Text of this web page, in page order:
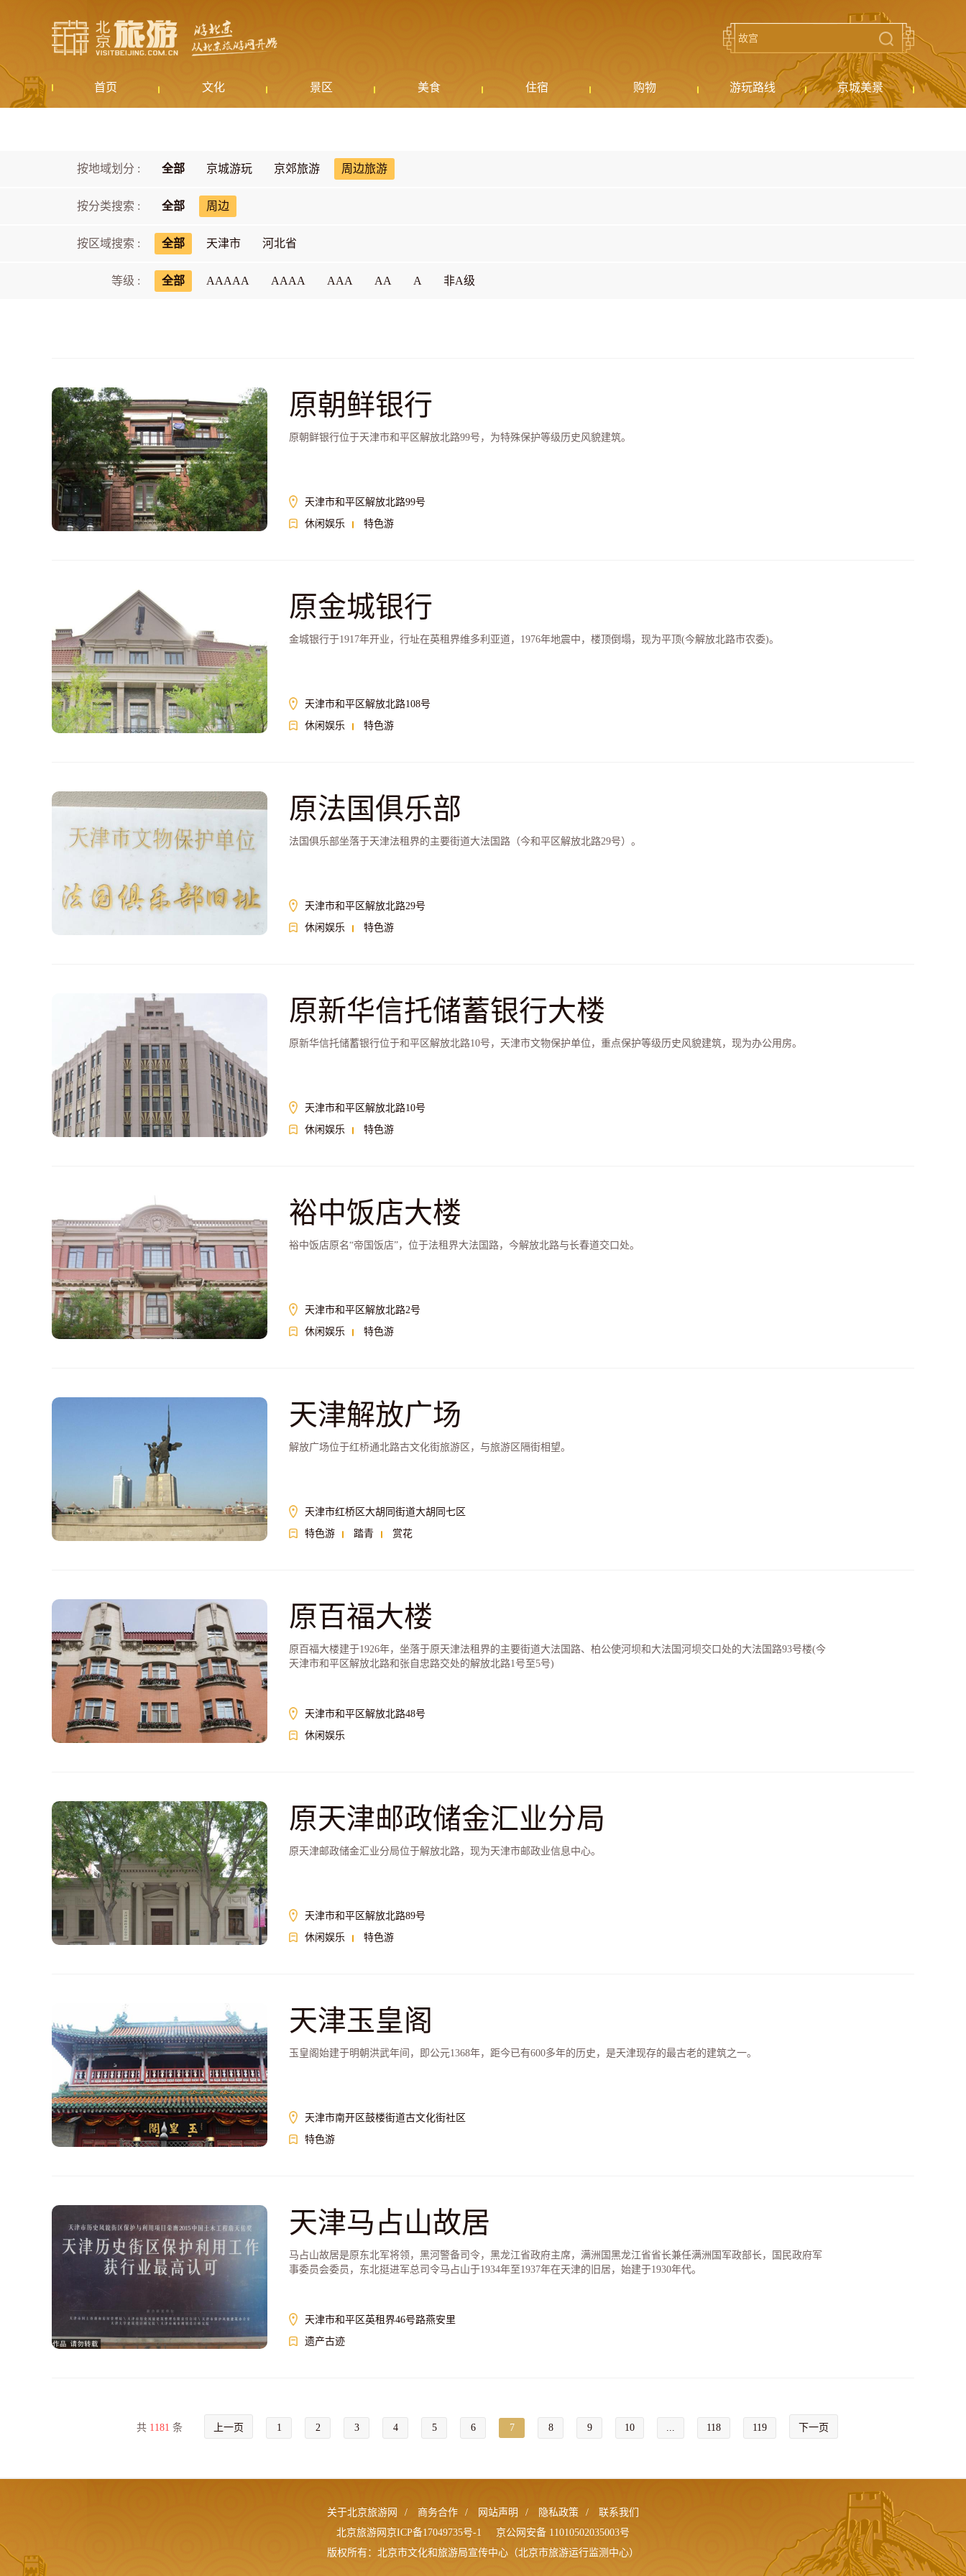
首页 文化 景区 美食 住宿 购物 游玩路线 京城美景
按地域划分 : 全部 京城游玩 京郊旅游 周边旅游
按分类搜索 : 全部 周边
按区域搜索 : 全部 天津市 河北省
等级 : 全部 AAAAA AAAA AAA AA A 非A级
原朝鲜银行
原朝鲜银行位于天津市和平区解放北路99号，为特殊保护等级历史风貌建筑。
天津市和平区解放北路99号
休闲娱乐
特色游
原金城银行
金城银行于1917年开业，行址在英租界维多利亚道，1976年地震中，楼顶倒塌，现为平顶(今解放北路市农委)。
天津市和平区解放北路108号
休闲娱乐
特色游
原法国俱乐部
法国俱乐部坐落于天津法租界的主要街道大法国路（今和平区解放北路29号）。
天津市和平区解放北路29号
休闲娱乐
特色游
原新华信托储蓄银行大楼
原新华信托储蓄银行位于和平区解放北路10号，天津市文物保护单位，重点保护等级历史风貌建筑，现为办公用房。
天津市和平区解放北路10号
休闲娱乐
特色游
裕中饭店大楼
裕中饭店原名“帝国饭店”，位于法租界大法国路，今解放北路与长春道交口处。
天津市和平区解放北路2号
休闲娱乐
特色游
天津解放广场
解放广场位于红桥通北路古文化街旅游区，与旅游区隔街相望。
天津市红桥区大胡同街道大胡同七区
特色游
踏青 赏花
原百福大楼
原百福大楼建于1926年，坐落于原天津法租界的主要街道大法国路、柏公使河坝和大法国河坝交口处的大法国路93号楼(今
天津市和平区解放北路和张自忠路交处的解放北路1号至5号)
天津市和平区解放北路48号
休闲娱乐
原天津邮政储金汇业分局
原天津邮政储金汇业分局位于解放北路，现为天津市邮政业信息中心。
天津市和平区解放北路89号
休闲娱乐
特色游
天津玉皇阁
玉皇阁始建于明朝洪武年间，即公元1368年，距今已有600多年的历史，是天津现存的最古老的建筑之一。
天津市南开区鼓楼街道古文化街社区
特色游
天津马占山故居
马占山故居是原东北军将领，黑河警备司令，黑龙江省政府主席，满洲国黑龙江省省长兼任满洲国军政部长，国民政府军
事委员会委员，东北挺进军总司令马占山于1934年至1937年在天津的旧居，始建于1930年代。
天津市和平区英租界46号路燕安里
遗产古迹
共 1181 条 上一页 1 2 3 4 5 6 7 8 9 10 ... 118 119 下一页
关于北京旅游网 / 商务合作 / 网站声明 / 隐私政策 /
联系我们
北京旅游网京ICP备17049735号-1
京公网安备 11010502035003号
版权所有：北京市文化和旅游局宣传中心（北京市旅游运行监测中心）